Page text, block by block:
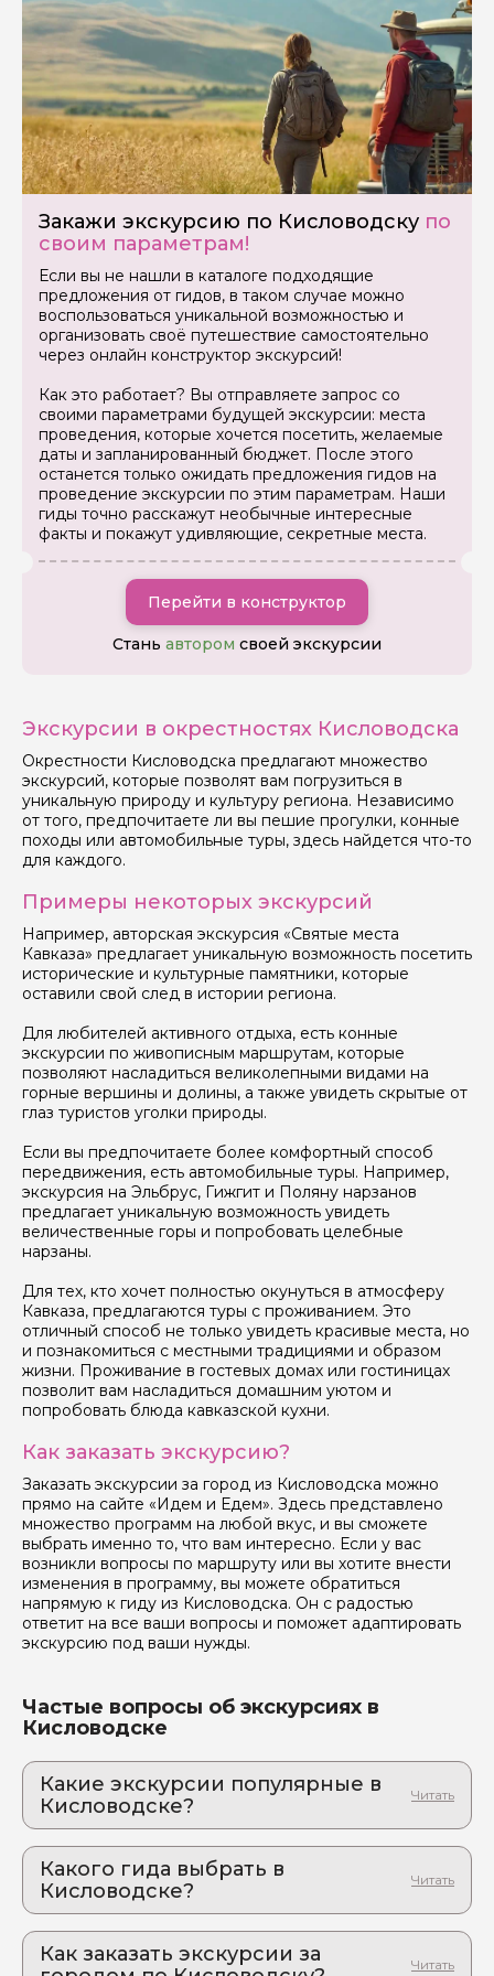
Закажи экскурсию по Кисловодску по
своим параметрам!
Если вы не нашли в каталоге подходящие
предложения от гидов, в таком случае можно
воспользоваться уникальной возможностью и
организовать своё путешествие самостоятельно
через онлайн конструктор экскурсий!
Как это работает? Вы отправляете запрос со
своими параметрами будущей экскурсии: места
проведения, которые хочется посетить, желаемые
даты и запланированный бюджет. После этого
останется только ожидать предложения гидов на
проведение экскурсии по этим параметрам. Наши
гиды точно расскажут необычные интересные
факты и покажут удивляющие, секретные места.
Перейти в конструктор
Стань автором своей экскурсии
Экскурсии в окрестностях Кисловодска
Окрестности Кисловодска предлагают множество
экскурсий, которые позволят вам погрузиться в
уникальную природу и культуру региона. Независимо
от того, предпочитаете ли вы пешие прогулки, конные
походы или автомобильные туры, здесь найдется что-то
для каждого.
Примеры некоторых экскурсий
Например, авторская экскурсия «Святые места
Кавказа» предлагает уникальную возможность посетить
исторические и культурные памятники, которые
оставили свой след в истории региона.
Для любителей активного отдыха, есть конные
экскурсии по живописным маршрутам, которые
позволяют насладиться великолепными видами на
горные вершины и долины, а также увидеть скрытые от
глаз туристов уголки природы.
Если вы предпочитаете более комфортный способ
передвижения, есть автомобильные туры. Например,
экскурсия на Эльбрус, Гижгит и Поляну нарзанов
предлагает уникальную возможность увидеть
величественные горы и попробовать целебные
нарзаны.
Для тех, кто хочет полностью окунуться в атмосферу
Кавказа, предлагаются туры с проживанием. Это
отличный способ не только увидеть красивые места, но
и познакомиться с местными традициями и образом
жизни. Проживание в гостевых домах или гостиницах
позволит вам насладиться домашним уютом и
попробовать блюда кавказской кухни.
Как заказать экскурсию?
Заказать экскурсии за город из Кисловодска можно
прямо на сайте «Идем и Едем». Здесь представлено
множество программ на любой вкус, и вы сможете
выбрать именно то, что вам интересно. Если у вас
возникли вопросы по маршруту или вы хотите внести
изменения в программу, вы можете обратиться
напрямую к гиду из Кисловодска. Он с радостью
ответит на все ваши вопросы и поможет адаптировать
экскурсию под ваши нужды.
Частые вопросы об экскурсиях в
Кисловодске
Какие экскурсии популярные в
Кисловодске?
забытому замку над живой водой
Путешествие в рай для эстетов: почувствуйте
шепот целебных источников и соберите пазл
невероятных эмоций
2. Кисловодск - не тот, за кого себя выдает!
Горы вместо моря, куртка вместо купальника:
Какого гида выбрать в
Кисловодске?
2. Оганисян.Д 995
Как заказать экскурсии за